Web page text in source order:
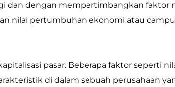
dan dengan mempertimbangkan faktor
nilai pertumbuhan ekonomi atau
pasar. Beberapa faktor seperti
di dalam sebuah perusahaan